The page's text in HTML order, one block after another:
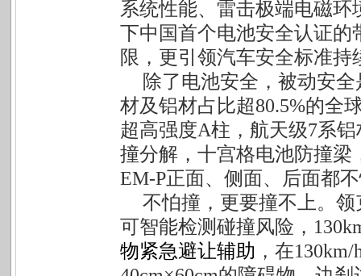
系统性能、雷击极端电磁
下中国首个电池安全认证的
限，更引领汽车安全标准持
除了电池安全，被动安
材及铝材占比超80.5%的全
超高强度A柱，航天级7系
撞分解，十宫格电池防撞梁
EM-P正面、侧面、后面都
不怕撞，更要撞不上。
可智能检测碰撞风险，
物紧急避让辅助 ，在